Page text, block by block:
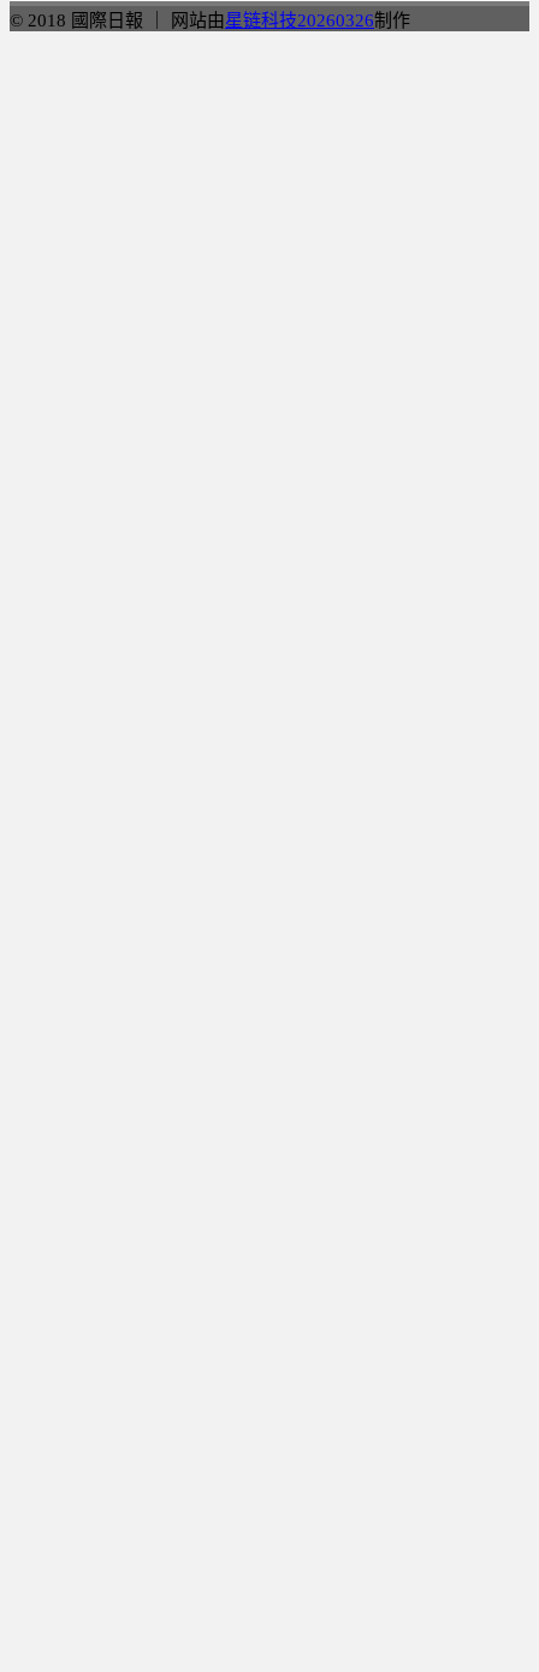
© 2018 國際日報 ｜ 网站由星链科技20260326制作